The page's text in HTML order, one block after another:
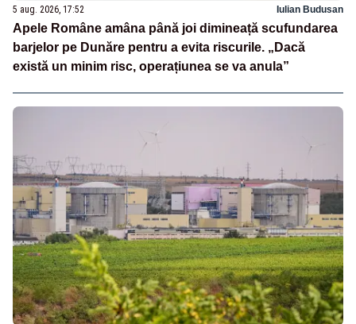
5 aug. 2026, 17:52 Iulian Budusan
Apele Române amâna până joi dimineață scufundarea
barjelor pe Dunăre pentru a evita riscurile. „Dacă
există un minim risc, operațiunea se va anula”